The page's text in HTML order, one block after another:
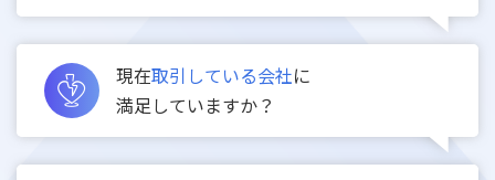
現在取引している会社に
満足していますか？